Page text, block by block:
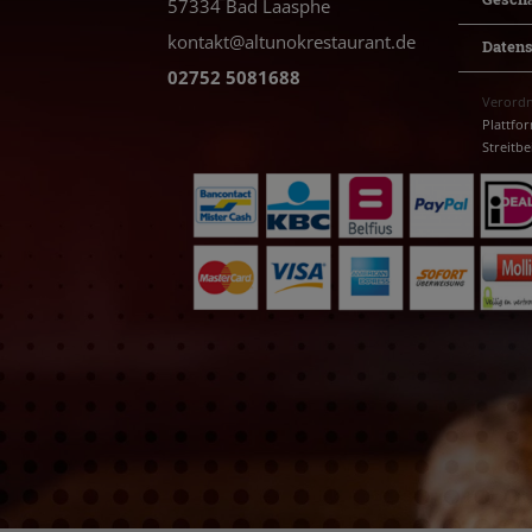
57334 Bad Laasphe
kontakt@altunokrestaurant.de
02752 5081688